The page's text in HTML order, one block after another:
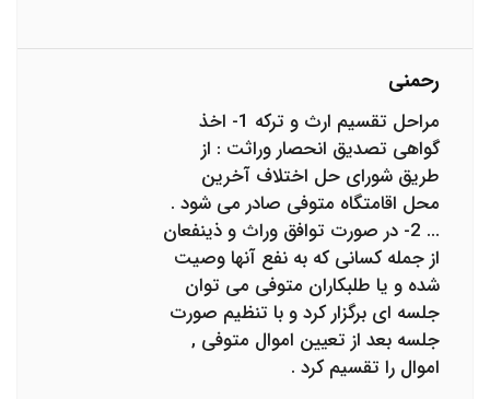
رحمنی
مراحل تقسیم ارث و ترکه 1- اخذ
گواهی تصدیق انحصار وراثت : از
طریق شورای حل اختلاف آخرین
محل اقامتگاه متوفی صادر می شود .
... 2- در صورت توافق وراث و ذینفعان
از جمله کسانی که به نفع آنها وصیت
شده و یا طلبکاران متوفی می توان
جلسه ای برگزار کرد و با تنظیم صورت
جلسه بعد از تعیین اموال متوفی ,
اموال را تقسیم کرد .